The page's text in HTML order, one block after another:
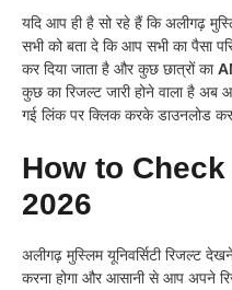
यदि आप ही है सो रहे हैं कि अलीगढ़
सभी को बता दे कि आप सभी का पैसा
कर दिया जाता है और कुछ छात्रों का
कुछ का रिजल्ट जारी होने वाला है अब
गई लिंक पर क्लिक करके डाउनलोड
How to
2026
अलीगढ़ मुस्लिम यूनिवर्सिटी रिजल्ट
करना होगा और आसानी से आप अपने